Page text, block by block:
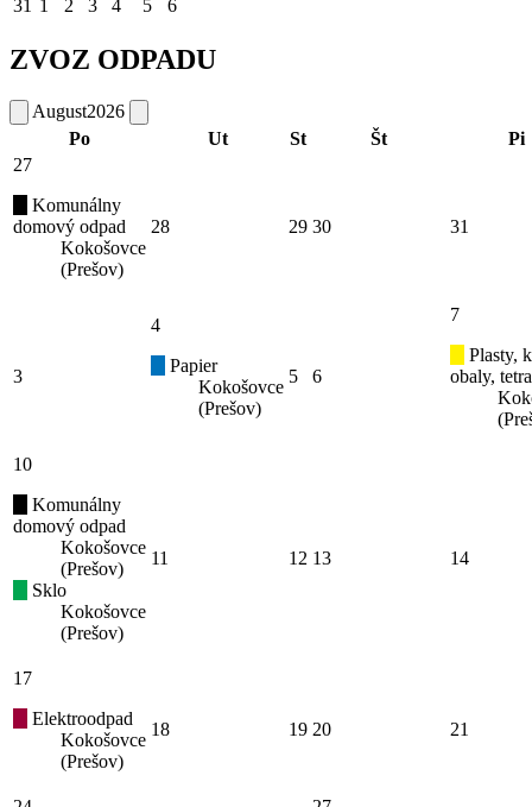
31 1 2 3 4 5 6
ZVOZ ODPADU
August2026
Po
Ut St Št
Pi
27
Komunálny
domový odpad
Kokošovce
(Prešov)
28 29 30 31
3
4
Papier
Kokošovce
(Prešov)
5 6
7
Plasty,
obaly,
10
Komunálny
domový odpad
Kokošovce
(Prešov)
Sklo
Kokošovce
(Prešov)
11 12 13 14
17
Elektroodpad
Kokošovce
(Prešov)
18 19 20 21